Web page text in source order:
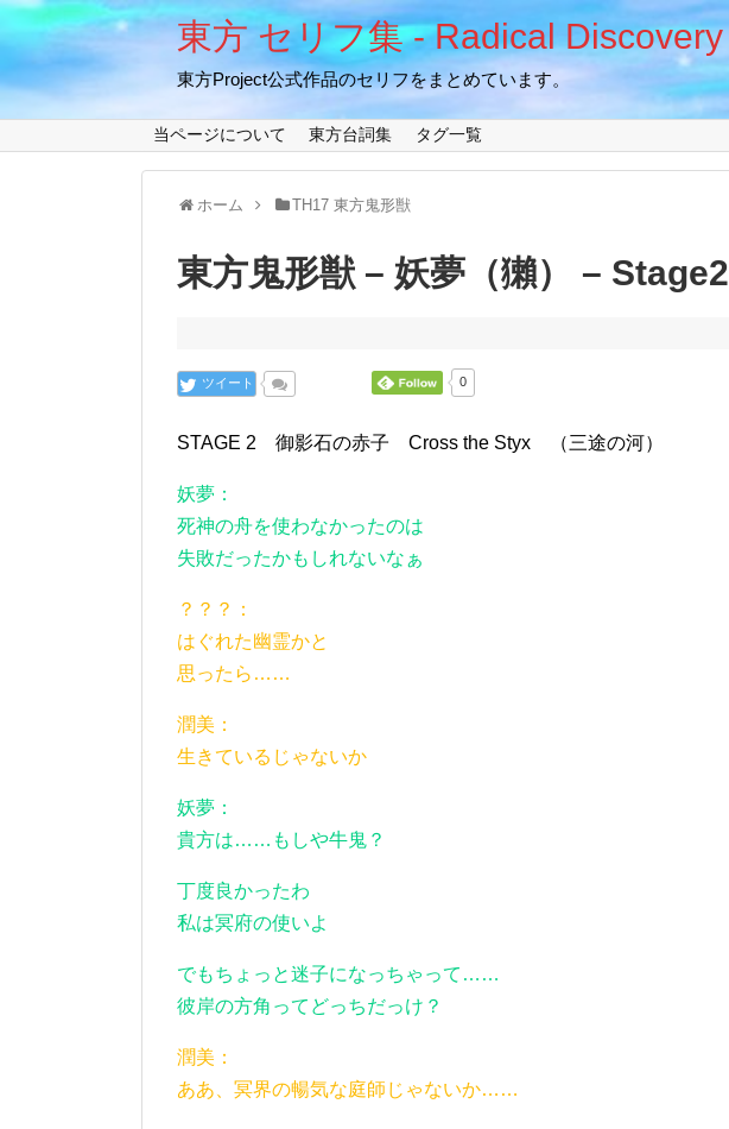
東方 セリフ集 - Radical Discovery
東方Project公式作品のセリフをまとめています。
当ページについて 東方台詞集 タグ一覧
ホーム TH17 東方鬼形獣
東方鬼形獣 – 妖夢（獺） – Stage2
ツイート 0
STAGE 2 御影石の赤子 Cross the Styx （三途の河）
妖夢：
死神の舟を使わなかったのは
失敗だったかもしれないなぁ
？？？：
はぐれた幽霊かと
思ったら……
潤美：
生きているじゃないか
妖夢：
貴方は……もしや牛鬼？
丁度良かったわ
私は冥府の使いよ
でもちょっと迷子になっちゃって……
彼岸の方角ってどっちだっけ？
潤美：
ああ、冥界の暢気な庭師じゃないか……